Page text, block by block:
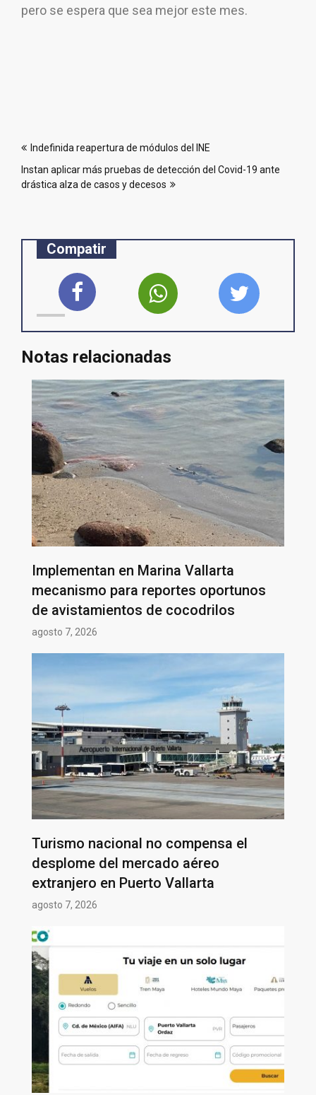
pero se espera que sea mejor este mes.
de
entradas
Indefinida reapertura de módulos del INE
Instan aplicar más pruebas de detección del Covid-19 ante
drástica alza de casos y decesos
Compatir
Notas relacionadas
Implementan en Marina Vallarta
mecanismo para reportes oportunos
de avistamientos de cocodrilos
agosto 7, 2026
Turismo nacional no compensa el
desplome del mercado aéreo
extranjero en Puerto Vallarta
agosto 7, 2026